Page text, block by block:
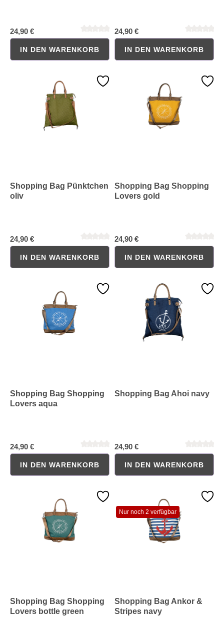
Durchschnittliche Bewertung von 0 von 5 SternenDurchschnittliche Bewertung
24,90 €
Durchschnittliche Bewertung von 0 von 5 Sternen
IN DEN WARENKORB
24,90 €
Durchschnittliche Bewertung
IN DEN WARENKORB
Shopping Bag Pünktchen
oliv
24,90 €
Durchschnittliche Bewertung von 0 von 5 Sternen
IN DEN WARENKORB
Shopping Bag Shopping
Lovers gold
24,90 €
Durchschnittliche Bewertung
IN DEN WARENKORB
Shopping Bag Shopping
Lovers aqua
24,90 €
IN DEN WARENKORB
Shopping Bag Ahoi navy
24,90 €
IN DEN WARENKORB
Shopping Bag Shopping
Lovers bottle green
Nur noch 2 verfügbar
Shopping Bag Ankor &
Stripes navy